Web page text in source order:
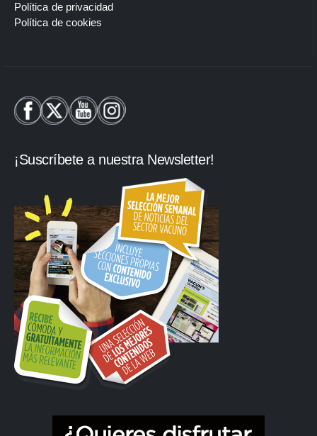
Política de privacidad
Política de cookies
¡Suscríbete a nuestra Newsletter!